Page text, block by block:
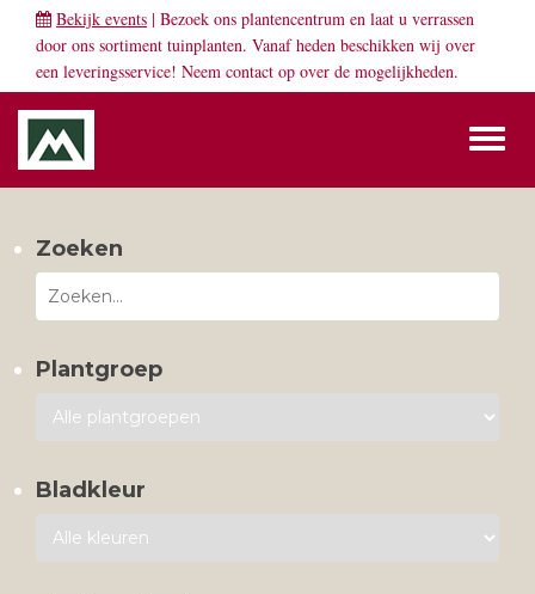
Bekijk events | Bezoek ons plantencentrum en laat u verrassen
door ons sortiment tuinplanten. Vanaf heden beschikken wij over
een leveringsservice! Neem contact op over de mogelijkheden.
Zoeken
Plantgroep
Bladkleur